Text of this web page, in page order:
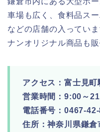
車場も広く、食料品ス
などの店舗の入ってい
ナンオリジナル商品も販
アクセス：富士見
営業時間：9:00～
電話番号：0467-
住所：神奈川県鎌